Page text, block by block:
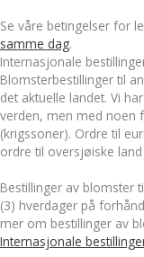
Se våre betingelser for
samme dag.
Internasjonale
Blomsterbestillinger til
det aktuelle landet. Vi
verden, men med noen
(krigssoner). Ordre til
ordre til oversjøiske
Bestillinger av blomster
(3) hverdager på
mer om bestillinger av
Internasjonale